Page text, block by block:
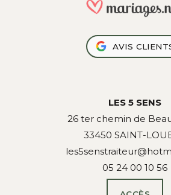
AVIS
LES 5 SENS
26 ter chemin de
33450 SAINT-
05 24 00 10 56